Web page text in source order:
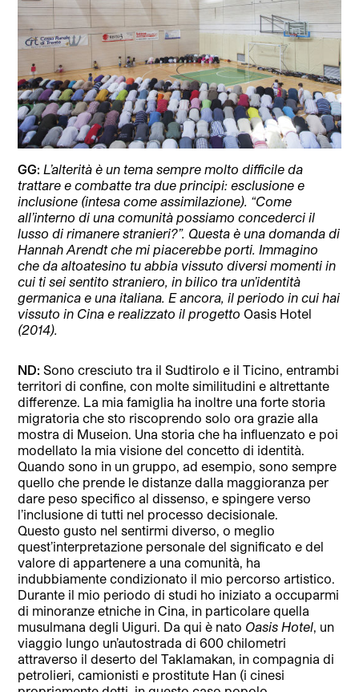
GG: L’alterità è un tema sempre molto difficile da
trattare e combatte tra due principi: esclusione e
inclusione (intesa come assimilazione). “Come
all’interno di una comunità possiamo concederci il
lusso di rimanere stranieri?”. Questa è una domanda di
Hannah Arendt che mi piacerebbe porti. Immagino
che da altoatesino tu abbia vissuto diversi momenti in
cui ti sei sentito straniero, in bilico tra un’identità
germanica e una italiana. E ancora, il periodo in cui hai
vissuto in Cina e realizzato il progetto Oasis Hotel
(2014).
ND: Sono cresciuto tra il Sudtirolo e il Ticino, entrambi
territori di confine, con molte similitudini e altrettante
differenze. La mia famiglia ha inoltre una forte storia
migratoria che sto riscoprendo solo ora grazie alla
mostra di Museion. Una storia che ha influenzato e poi
modellato la mia visione del concetto di identità.
Quando sono in un gruppo, ad esempio, sono sempre
quello che prende le distanze dalla maggioranza per
dare peso specifico al dissenso, e spingere verso
l’inclusione di tutti nel processo decisionale.
Questo gusto nel sentirmi diverso, o meglio
quest’interpretazione personale del significato e del
valore di appartenere a una comunità, ha
indubbiamente condizionato il mio percorso artistico.
Durante il mio periodo di studi ho iniziato a occuparmi
di minoranze etniche in Cina, in particolare quella
musulmana degli Uiguri. Da qui è nato Oasis Hotel , un
viaggio lungo un’autostrada di 600 chilometri
attraverso il deserto del Taklamakan, in compagnia di
petrolieri, camionisti e prostitute Han (i cinesi